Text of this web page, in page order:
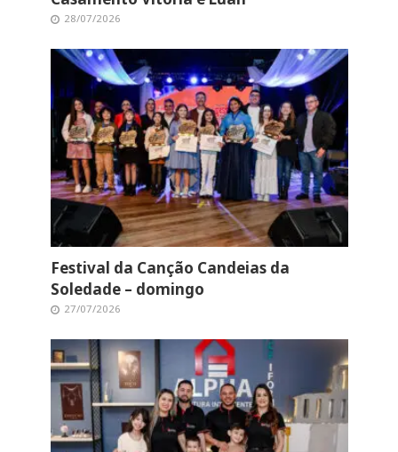
28/07/2026
Festival da Canção Candeias da
Soledade – domingo
27/07/2026